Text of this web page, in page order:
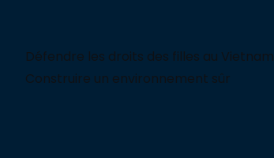
Défendre les droits des filles au Vietnam
Construire un environnement sûr